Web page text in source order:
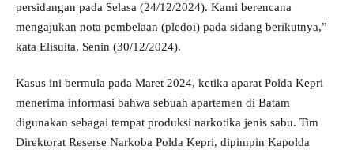
persidangan pada Selasa (24/12/2024). Kami berencana
mengajukan nota pembelaan (pledoi) pada sidang berikutnya,”
kata Elisuita, Senin (30/12/2024).
Kasus ini bermula pada Maret 2024, ketika aparat Polda Kepri
menerima informasi bahwa sebuah apartemen di Batam
digunakan sebagai tempat produksi narkotika jenis sabu. Tim
Direktorat Reserse Narkoba Polda Kepri, dipimpin Kapolda